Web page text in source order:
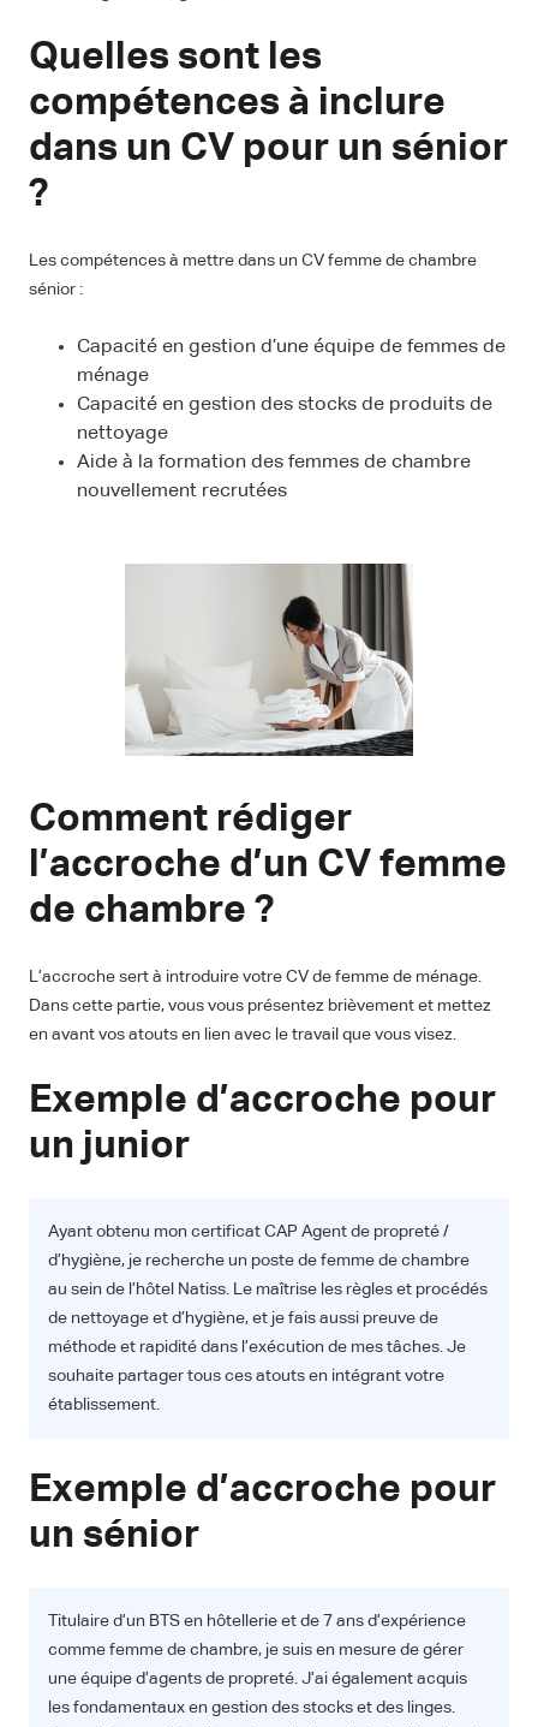
Quelles sont les
compétences à inclure
dans un CV pour un sénior
?
Les compétences à mettre dans un CV femme de chambre
sénior :
Capacité en gestion d’une équipe de femmes de
ménage
Capacité en gestion des stocks de produits de
nettoyage
Aide à la formation des femmes de chambre
nouvellement recrutées
Comment rédiger
l’accroche d’un CV femme
de chambre ?
L’accroche sert à introduire votre CV de femme de ménage.
Dans cette partie, vous vous présentez brièvement et mettez
en avant vos atouts en lien avec le travail que vous visez.
Exemple d’accroche pour
un junior
Ayant obtenu mon certificat CAP Agent de propreté /
d’hygiène, je recherche un poste de femme de chambre
au sein de l’hôtel Natiss. Le maîtrise les règles et procédés
de nettoyage et d’hygiène, et je fais aussi preuve de
méthode et rapidité dans l’exécution de mes tâches. Je
souhaite partager tous ces atouts en intégrant votre
établissement.
Exemple d’accroche pour
un sénior
Titulaire d’un BTS en hôtellerie et de 7 ans d’expérience
comme femme de chambre, je suis en mesure de gérer
une équipe d’agents de propreté. J’ai également acquis
les fondamentaux en gestion des stocks et des linges.